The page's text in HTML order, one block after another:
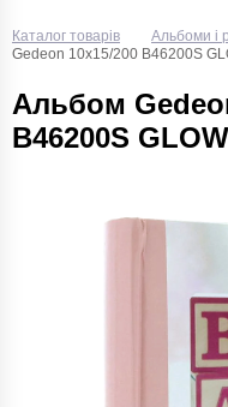
Каталог товарів Альбоми і
Gedeon 10х15/200 B46200S
Альбом
B46200S